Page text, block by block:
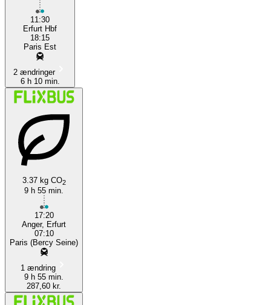
11:30
Erfurt Hbf
18:15
Paris Est
2 ændringer
6 h 10 min.
3.37 kg CO2
9 h 55 min.
17:20
Anger, Erfurt
07:10
Paris (Bercy Seine)
1 ændring
9 h 55 min.
287,60 kr.